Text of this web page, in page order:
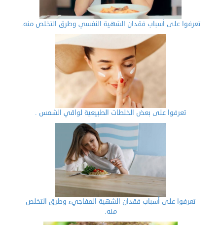
تعرفوا على أسباب فقدان الشهية النفسي وطرق التخلص منه.
تعرفوا على بعض الخلطات الطبيعية لواقي الشمس .
تعرفوا على أسباب فقدان الشهية المفاجيء وطرق التخلص
منه.